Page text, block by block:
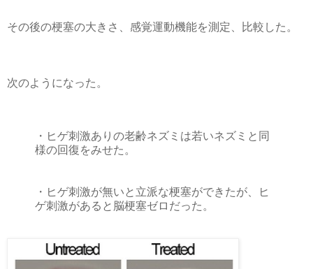
その後の梗塞の大きさ、感覚運動機能を測定、比較した。
次のようになった。
・ヒゲ刺激ありの老齢ネズミは若いネズミと同
様の回復をみせた。
・ヒゲ刺激が無いと立派な梗塞ができたが、ヒ
ゲ刺激があると脳梗塞ゼロだった。